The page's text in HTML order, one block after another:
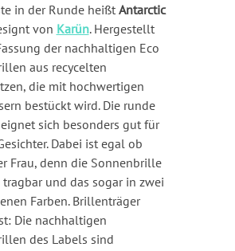
in der Runde heißt Antarctic
von Karün. Hergestellt
der nachhaltigen Eco
aus recycelten
die mit hochwertigen
bestückt wird. Die runde
sich besonders gut für
Dabei ist egal ob
Frau, denn die Sonnenbrille
und das sogar in zwei
Farben. Brillenträger
Die nachhaltigen
des Labels sind